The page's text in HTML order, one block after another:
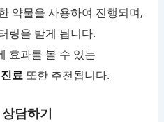
약물을 사용하여 진행되며,
링을 받게 됩니다.
효과를 볼 수 있는
료 또한 추천됩니다.
담하기